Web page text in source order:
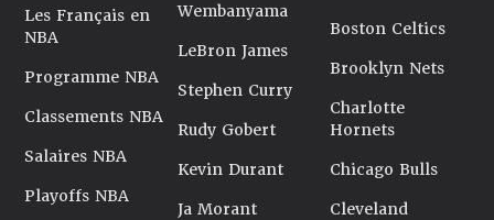
Les Français en
NBA
Programme NBA
Classements NBA
Salaires NBA
Playoffs NBA
Wembanyama
LeBron James
Stephen Curry
Rudy Gobert
Kevin Durant
Ja Morant
Boston Celtics
Brooklyn Nets
Charlotte
Hornets
Chicago Bulls
Cleveland